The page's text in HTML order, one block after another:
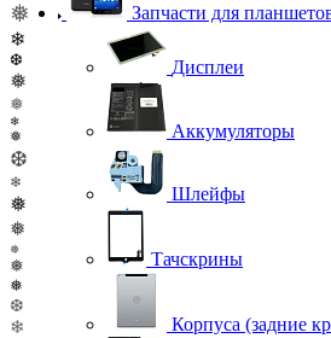
❅
❄
❆
❅
❅
❄
❅
❆
❄
❅
❅
❅
❅
❅
❆
❄
Запчасти для
Дисплеи
Аккумуляторы
Шлейфы
Тачскрины
Корпуса (задние